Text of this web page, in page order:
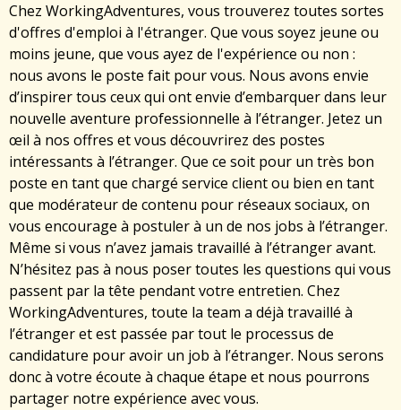
Chez WorkingAdventures, vous trouverez toutes sortes
d'offres d'emploi à l'étranger. Que vous soyez jeune ou
moins jeune, que vous ayez de l'expérience ou non :
nous avons le poste fait pour vous. Nous avons envie
d’inspirer tous ceux qui ont envie d’embarquer dans leur
nouvelle aventure professionnelle à l’étranger. Jetez un
œil à nos offres et vous découvrirez des postes
intéressants à l’étranger. Que ce soit pour un très bon
poste en tant que chargé service client ou bien en tant
que modérateur de contenu pour réseaux sociaux, on
vous encourage à postuler à un de nos jobs à l’étranger.
Même si vous n’avez jamais travaillé à l’étranger avant.
N’hésitez pas à nous poser toutes les questions qui vous
passent par la tête pendant votre entretien. Chez
WorkingAdventures, toute la team a déjà travaillé à
l’étranger et est passée par tout le processus de
candidature pour avoir un job à l’étranger. Nous serons
donc à votre écoute à chaque étape et nous pourrons
partager notre expérience avec vous.